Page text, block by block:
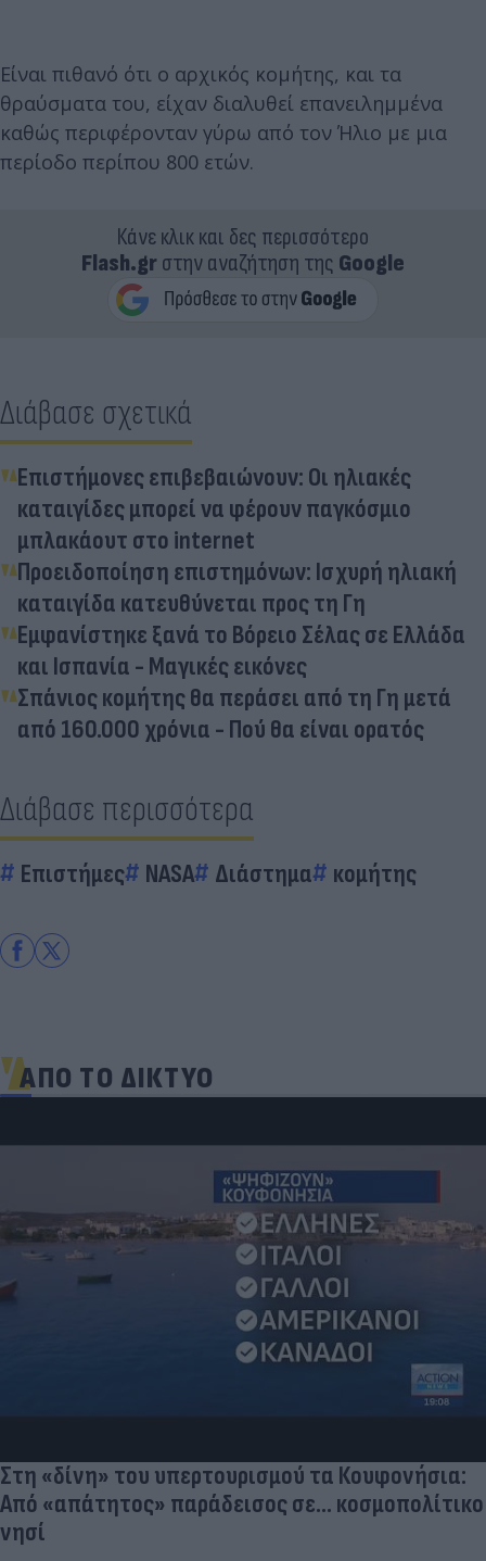
Είναι πιθανό ότι ο αρχικός κομήτης, και τα
θραύσματα του, είχαν διαλυθεί επανειλημμένα
καθώς περιφέρονταν γύρω από τον Ήλιο με μια
περίοδο περίπου 800 ετών.
Κάνε κλικ και δες περισσότερο
Flash.grστην αναζήτηση της Google
Διάβασε σχετικά
Επιστήμονες επιβεβαιώνουν: Οι ηλιακές
καταιγίδες μπορεί να φέρουν παγκόσμιο
μπλακάουτ στο internet
Προειδοποίηση επιστημόνων: Ισχυρή ηλιακή
καταιγίδα κατευθύνεται προς τη Γη
Εμφανίστηκε ξανά το Βόρειο Σέλας σε Ελλάδα
και Ισπανία - Μαγικές εικόνες
Σπάνιος κομήτης θα περάσει από τη Γη μετά
από 160.000 χρόνια - Πού θα είναι ορατός
Διάβασε περισσότερα
Επιστήμες NASA Διάστημα κομήτης
ΑΠΟ ΤΟ ΔΙΚΤΥΟ
Στη «δίνη» του υπερτουρισμού τα Κουφονήσια:
Από «απάτητος» παράδεισος σε... κοσμοπολίτικο
νησί